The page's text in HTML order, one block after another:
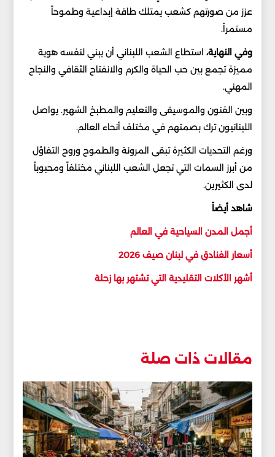
عزز من صورتهم كشعب يمتلك طاقة إبداعية وطموحاً
مستمراً.
وفي النهاية، استطاع الشعب اللبناني أن يبني لنفسه هوية
مميزة تجمع بين حب الحياة والكرم والانفتاح الثقافي والنجاح
المهني.
وبين الفنون والموسيقى والتعليم والمطبخ الشهير. يواصل
اللبنانيون ترك بصمتهم في مختلف أنحاء العالم.
ورغم التحديات الكثيرة تبقى المرونة والطموح وروح التفاؤل
من أبرز السمات التي تجعل الشعب اللبناني مختلفاً ومحبوباً
لدى الكثيرين.
شاهد أيضاً
أجمل المدن السياحية في العالم
أسعار الفنادق في لبنان صيف 2026
أشهر الأكلات التقليدية التي تشتهر بها زحلة
مقالات ذات صلة